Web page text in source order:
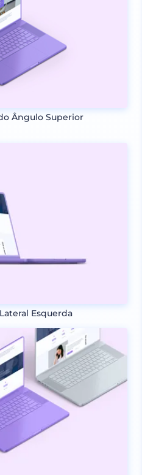
Ângulo Superior
Esquerda